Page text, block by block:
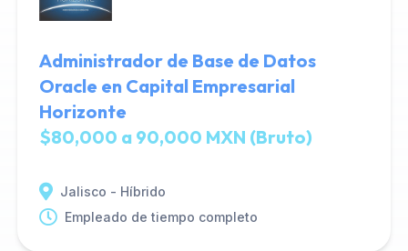
Administrador de Base de Datos
Oracle en Capital Empresarial
Horizonte
$80,000 a 90,000 MXN (Bruto)
Jalisco - Híbrido
Empleado de tiempo completo